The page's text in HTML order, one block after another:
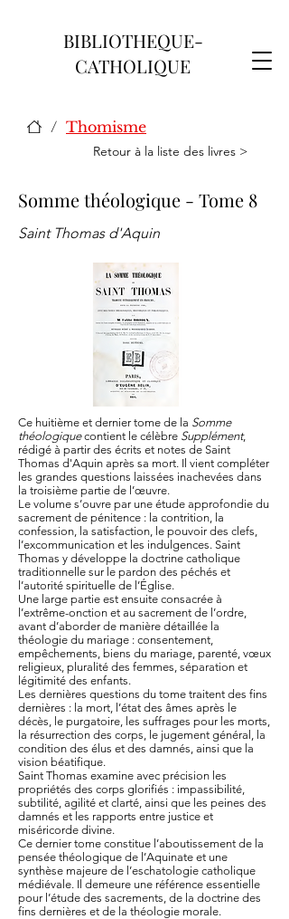
BIBLIOTHEQUE-
CATHOLIQUE
/ Thomisme
Retour à la liste des livres >
Somme théologique - Tome 8
Saint Thomas d'Aquin
Ce huitième et dernier tome de la Somme
théologiquecontient le célèbre Supplément,
rédigé à partir des écrits et notes de Saint
Thomas d'Aquin après sa mort. Il vient compléter
les grandes questions laissées inachevées dans
la troisième partie de l’œuvre.
Le volume s’ouvre par une étude approfondie du
sacrement de pénitence : la contrition, la
confession, la satisfaction, le pouvoir des clefs,
l’excommunication et les indulgences. Saint
Thomas y développe la doctrine catholique
traditionnelle sur le pardon des péchés et
l’autorité spirituelle de l’Église.
Une large partie est ensuite consacrée à
l’extrême-onction et au sacrement de l’ordre,
avant d’aborder de manière détaillée la
théologie du mariage : consentement,
empêchements, biens du mariage, parenté, vœux
religieux, pluralité des femmes, séparation et
légitimité des enfants.
Les dernières questions du tome traitent des fins
dernières : la mort, l’état des âmes après le
décès, le purgatoire, les suffrages pour les morts,
la résurrection des corps, le jugement général, la
condition des élus et des damnés, ainsi que la
vision béatifique.
Saint Thomas examine avec précision les
propriétés des corps glorifiés : impassibilité,
subtilité, agilité et clarté, ainsi que les peines des
damnés et les rapports entre justice et
miséricorde divine.
Ce dernier tome constitue l’aboutissement de la
pensée théologique de l’Aquinate et une
synthèse majeure de l’eschatologie catholique
médiévale. Il demeure une référence essentielle
pour l’étude des sacrements, de la doctrine des
fins dernières et de la théologie morale.